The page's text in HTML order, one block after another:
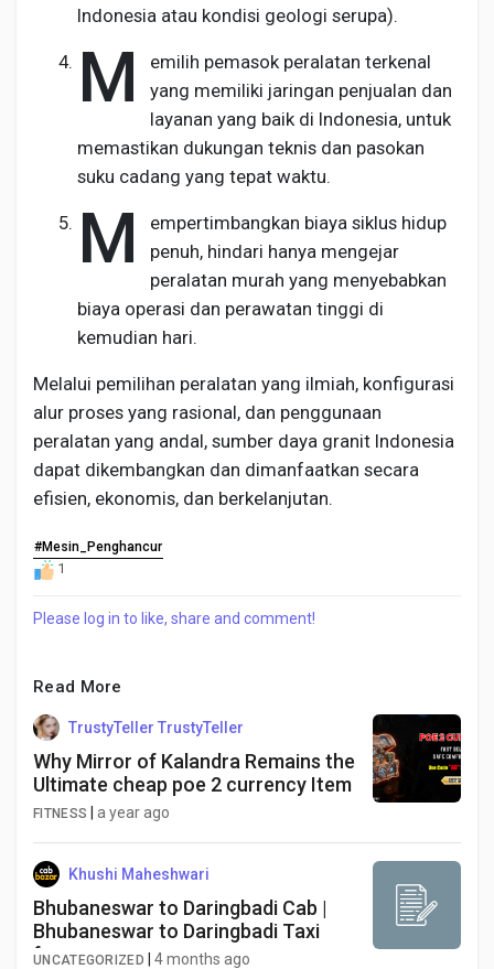
Indonesia atau kondisi geologi serupa).
M
emilih pemasok peralatan terkenal
yang memiliki jaringan penjualan dan
layanan yang baik di Indonesia, untuk
memastikan dukungan teknis dan pasokan
suku cadang yang tepat waktu.
M
empertimbangkan biaya siklus hidup
penuh, hindari hanya mengejar
peralatan murah yang menyebabkan
biaya operasi dan perawatan tinggi di
kemudian hari.
Melalui pemilihan peralatan yang ilmiah, konfigurasi
alur proses yang rasional, dan penggunaan
peralatan yang andal, sumber daya granit Indonesia
dapat dikembangkan dan dimanfaatkan secara
efisien, ekonomis, dan berkelanjutan.
#Mesin_Penghancur
1
Please log in to like, share and comment!
Read More
TrustyTeller TrustyTeller
Why Mirror of Kalandra Remains the
Ultimate cheap poe 2 currency Item
FITNESS |a year ago
Khushi Maheshwari
Bhubaneswar to Daringbadi Cab |
Bhubaneswar to Daringbadi Taxi
fare
UNCATEGORIZED | 4 months ago